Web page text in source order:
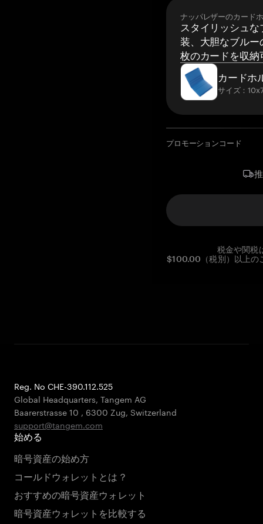
ナッパレザーのカード
スタイリッシュ
装、大胆なブルー
枚のカードを収納
カードホ
サイズ：
プロモーションコード
税金や関税
$100.00（税別）以上の
Reg. No CHE-390.112.525
Global Headquarters, Tangem AG
Baarerstrasse 10 , 6300 Zug, Switzerland
support@tangem.com
始める
暗号資産の始め方
コールドウォレットとは？
おすすめの暗号資産ウォレット
暗号資産ウォレットを比較する